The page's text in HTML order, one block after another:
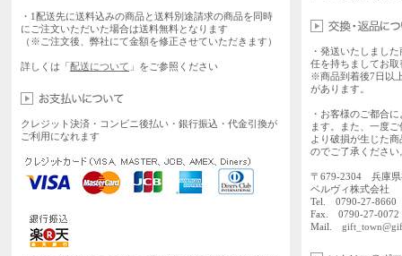
・1配送先に送料込みの商品と送料別途請求の商品を同時
にご注文いただいた場合は送料無料となります
（※ご注文後、弊社にて金額を修正させていただきます）
詳しくは「配送について 」をご参照ください
クレジット決済・コンビニ後払い・銀行振込・代金引換が
ご利用になれます
・発送いたしまし
任を持ちましてお
※商品到着後7日以
があります。
・お客様のご都合
ます。また、一度
より破損が生じた
のでご了承ください
〒679-2304 兵庫県
ベルヴィ株式会社
Tel. 0790-27-
Fax. 0790-27-0072
Mail.